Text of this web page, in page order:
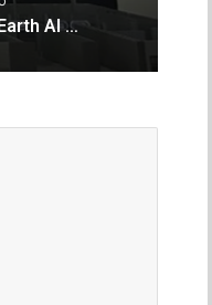
Google Earth AI Bị Rút Gấp Vì Cơn Bão Deepfake